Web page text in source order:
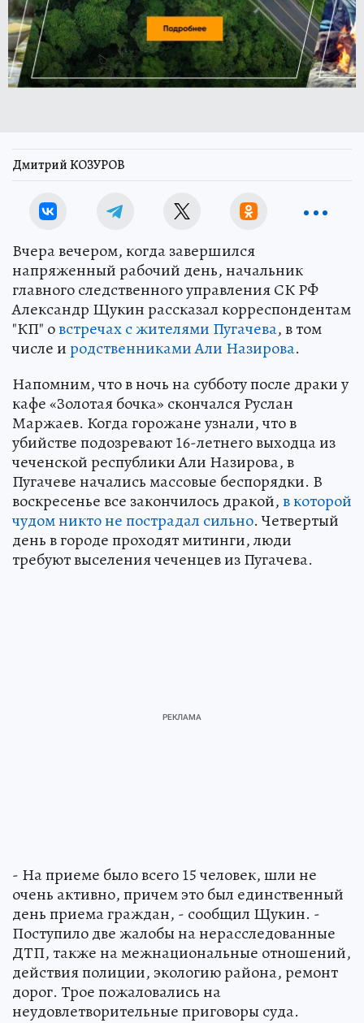
Дмитрий КОЗУРОВ
Вчера вечером, когда завершился
напряженный рабочий день, начальник
главного следственного управления СК РФ
Александр Щукин рассказал корреспондентам
"КП" овстречах с жителями Пугачева, в том
числе иродственниками Али Назирова.
Напомним, что в ночь на субботу после драки у
кафе «Золотая бочка» скончался Руслан
Маржаев. Когда горожане узнали, что в
убийстве подозревают 16-летнего выходца из
чеченской республики Али Назирова, в
Пугачеве начались массовые беспорядки. В
воскресенье все закончилось дракой,в которой
чудом никто не пострадал сильно. Четвертый
день в городе проходят митинги, люди
требуют выселения чеченцев из Пугачева.
- На приеме было всего 15 человек, шли не
очень активно, причем это был единственный
день приема граждан, - сообщил Щукин. -
Поступило две жалобы на нерасследованные
ДТП, также на межнациональные отношений,
действия полиции, экологию района, ремонт
дорог. Трое пожаловались на
неудовлетворительные приговоры суда.